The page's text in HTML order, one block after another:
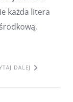
każda litera
DALEJ